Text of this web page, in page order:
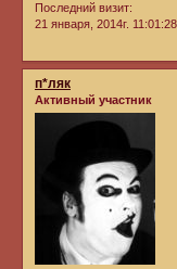
Последний визит:
21 января, 2014г. 11:01:28
п*ляк
Активный участник